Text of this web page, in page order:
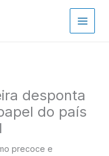
desponta
do país
precoce e